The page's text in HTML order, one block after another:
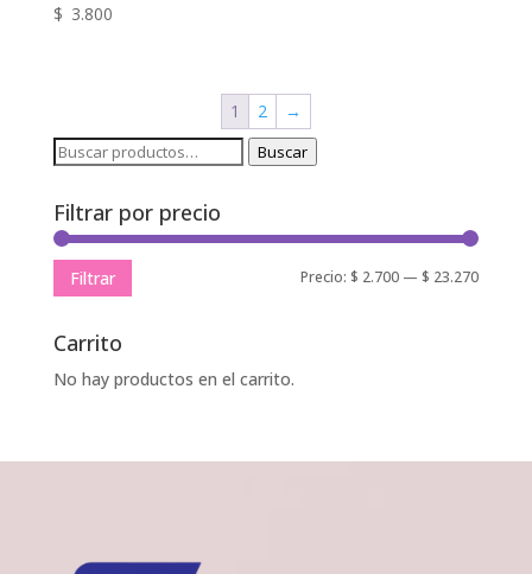
$ 3.800
1 2
→
Buscar
Buscar
Filtrar por precio
Precio
Precio
Filtrar Precio: $ 2.700 — $ 23.270
Carrito
No hay productos en el carrito.